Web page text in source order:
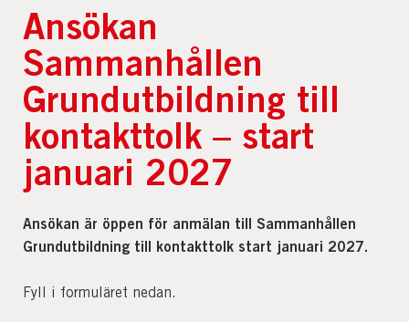
Ansökan
Sammanhållen
Grundutbildning till
kontakttolk – start
januari 2027
Ansökan är öppen för anmälan till Sammanhållen
Grundutbildning till kontakttolk start januari 2027.
Fyll i formuläret nedan.